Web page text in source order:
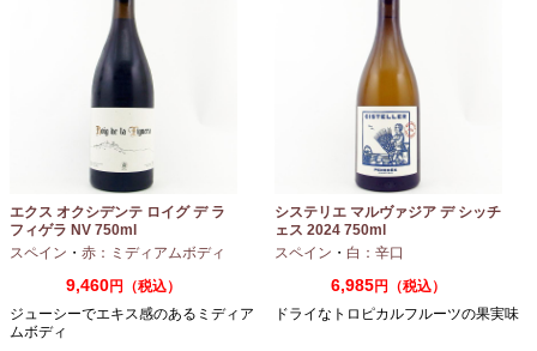
エクス オクシデンテ ロイグ デ ラ
フィゲラ NV 750ml
（2022/2023）
スペイン ・ 赤：ミディアムボディ
9,460円（税込）
ジューシーでエキス感のあるミディア
ムボディ
システリエ マルヴァジア デ シッチ
ェス 2024 750ml
スペイン ・ 白：辛口
6,985円（税込）
ドライなトロピカルフルーツの果実味